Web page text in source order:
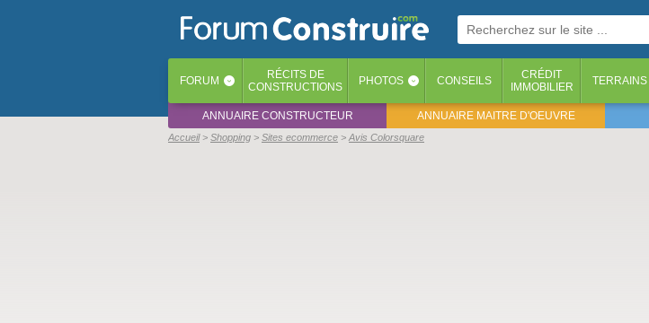
FORUM ‹ RÉCITS DE
CONSTRUCTIONS
PHOTOS ‹ CONSEILS
CRÉDIT
IMMOBILIER
TERRAINS
ANNUAIRE CONSTRUCTEUR ANNUAIRE MAITRE D'OEUVRE
Accueil Shopping Sites ecommerce Avis Colorsquare